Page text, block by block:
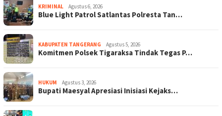
KRIMINAL Agustus 6, 2026
Blue Light Patrol Satlantas Polresta Tan…
KABUPATEN TANGERANG Agustus 5, 2026
Komitmen Polsek Tigaraksa Tindak Tegas P…
HUKUM Agustus 3, 2026
Bupati Maesyal Apresiasi Inisiasi Kejaks…